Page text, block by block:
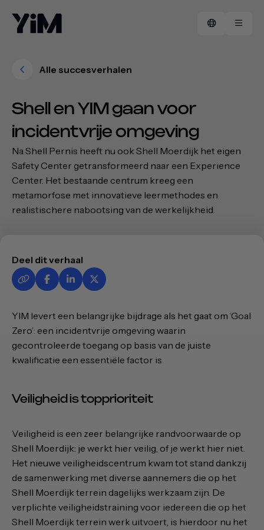
Manifest
Succesverhalen
FAQ
Contact
Alle succesverhalen
Shell en YIM gaan voor
incidentvrije omgeving
Na Shell Pernis heeft nu ook Shell Moerdijk het eigen
Safety Center getransformeerd naar een Experience
Center. Het bestaande centrum kreeg een
metamorfose met innovatieve leermethodes en
realistischere nabootsing van de werkelijkheid.
Deel dit verhaal
YIM levert een belangrijke bijdrage als het gaat om ‘Goal
Zero’: een incidentvrije omgeving waarin
gecontroleerde toegang op basis van de juiste
kwalificatie een essentiële factor is.
Veiligheid is topprioriteit
Veiligheid is een zeer belangrijke randvoorwaarde op
Shell Moerdijk: je werkt hier veilig, of je werkt hier niet.
Het nieuwe veiligheidscentrum kwam tot stand dankzij
de samenwerking met diverse aannemers die op het
Shell Moerdijk terrein dagelijks werkzaam zijn. De
verplichte veiligheidstraining voor iedereen die op het
Shell Moerdijk terrein werk uitvoert, is hierdoor nu het